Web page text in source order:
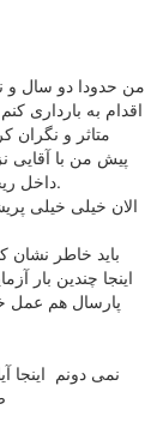
من حدودا دو سال و
اقدام به بارداری
پیش من با آقایی
داخل ریخته شد و بعد از اون من رابطه رو قطع کردم.
الان خیلی خیلی
باید خاطر
اینجا چندین بار
پارسال هم عمل
نمی دونم اینجا